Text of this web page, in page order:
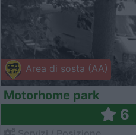
Area di sosta (AA)
Motorhome park
6